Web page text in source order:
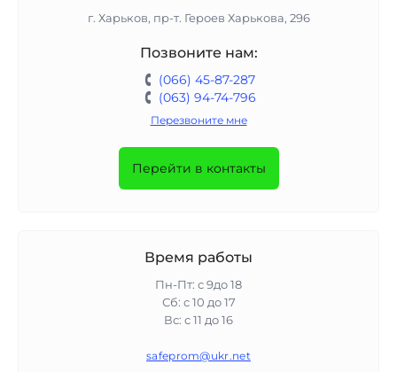
г. Харьков, пр-т. Героев Харькова, 296
Позвоните нам:
(066) 45-87-287
(063) 94-74-796
Перезвоните мне
Перейти в контакты
Время работы
Пн-Пт: с 9до 18
Сб: с 10 до 17
Вс: с 11 до 16
safeprom@ukr.net